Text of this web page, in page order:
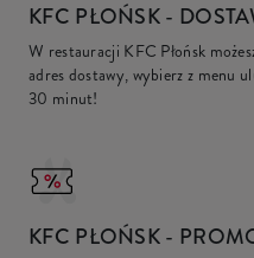
KFC PŁOŃSK -
W restauracji KFC Płońsk
adres dostawy, wybierz z menu
30 minut!
KFC PŁOŃSK -